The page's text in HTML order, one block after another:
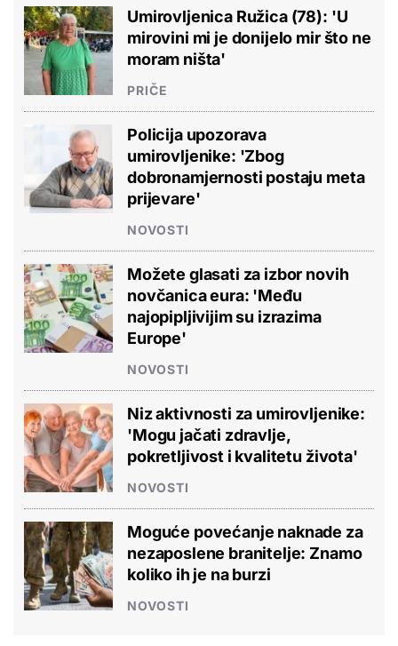
Umirovljenica Ružica (78): 'U
mirovini mi je donijelo mir što ne
moram ništa'
PRIČE
Policija upozorava
umirovljenike: 'Zbog
dobronamjernosti postaju meta
prijevare'
NOVOSTI
Možete glasati za izbor novih
novčanica eura: 'Među
najopipljivijim su izrazima
Europe'
NOVOSTI
Niz aktivnosti za umirovljenike:
'Mogu jačati zdravlje,
pokretljivost i kvalitetu života'
NOVOSTI
Moguće povećanje naknade za
nezaposlene branitelje: Znamo
koliko ih je na burzi
NOVOSTI